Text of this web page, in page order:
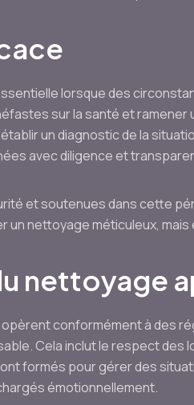
lorsque des
sur la santé et ramener
un diagnostic de la
avec diligence et
et soutenues dans cette
nettoyage méticuleux,
nettoyage
conformément à des
Cela inclut le respect des
formés pour gérer des
émotionnellement.